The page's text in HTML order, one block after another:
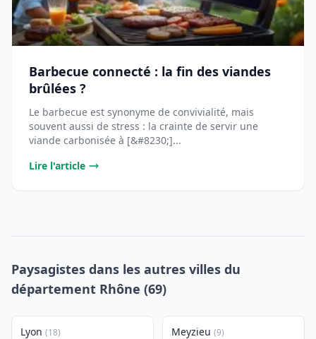
Barbecue connecté : la fin des viandes
brûlées ?
Le barbecue est synonyme de convivialité, mais
souvent aussi de stress : la crainte de servir une
viande carbonisée à [&#8230;]...
Lire l'article
Paysagistes dans les autres villes du
département Rhône (69)
Lyon (18) Meyzieu (9)